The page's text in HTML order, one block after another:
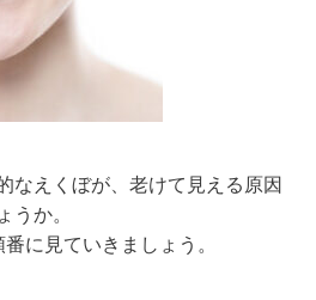
なえくぼが、老けて見える原因
うか。
に見ていきましょう。